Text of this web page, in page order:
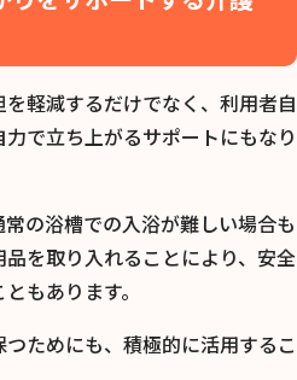
軽減するだけでなく、利用者自
で立ち上がるサポートにもなり
の浴槽での入浴が難しい場合も
を取り入れることにより、安全
もあります。
ためにも、積極的に活用するこ